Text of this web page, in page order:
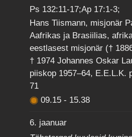
Ps 132:11-17;Ap 17:1-3;
Hans Tiismann, misjonär
Aafrikas ja Brasiilias,
eestlasest misjonär (†
† 1974 Johannes Oskar
piiskop 1957–64, E.E.L.K.
71
09.15- 15.38
6. jaanuar